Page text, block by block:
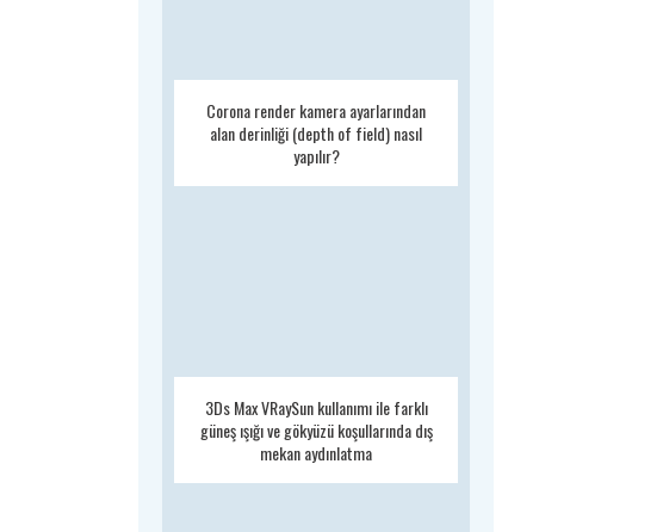
Corona render kamera ayarlarından
alan derinliği (depth of field) nasıl
yapılır?
3Ds Max VRaySun kullanımı ile farklı
güneş ışığı ve gökyüzü koşullarında dış
mekan aydınlatma